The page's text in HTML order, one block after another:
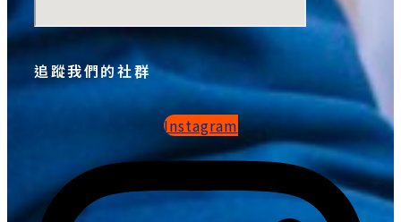
追蹤我們的社群
Instagram